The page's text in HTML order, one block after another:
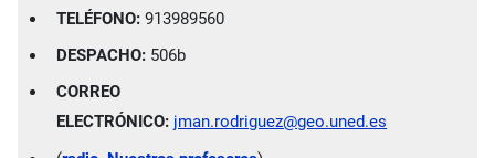
TELÉFONO: 913989560
DESPACHO: 506b
CORREO
ELECTRÓNICO: jman.rodriguez@geo.uned.es